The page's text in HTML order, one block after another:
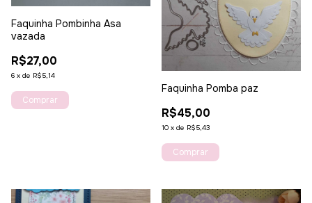
Faquinha Pombinha Asa
vazada
R$27,00
6 x de R$5,14
Faquinha Pomba paz
R$45,00
10 x de R$5,43